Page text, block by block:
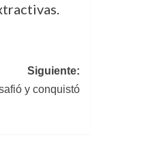
Siguiente:
y conquistó